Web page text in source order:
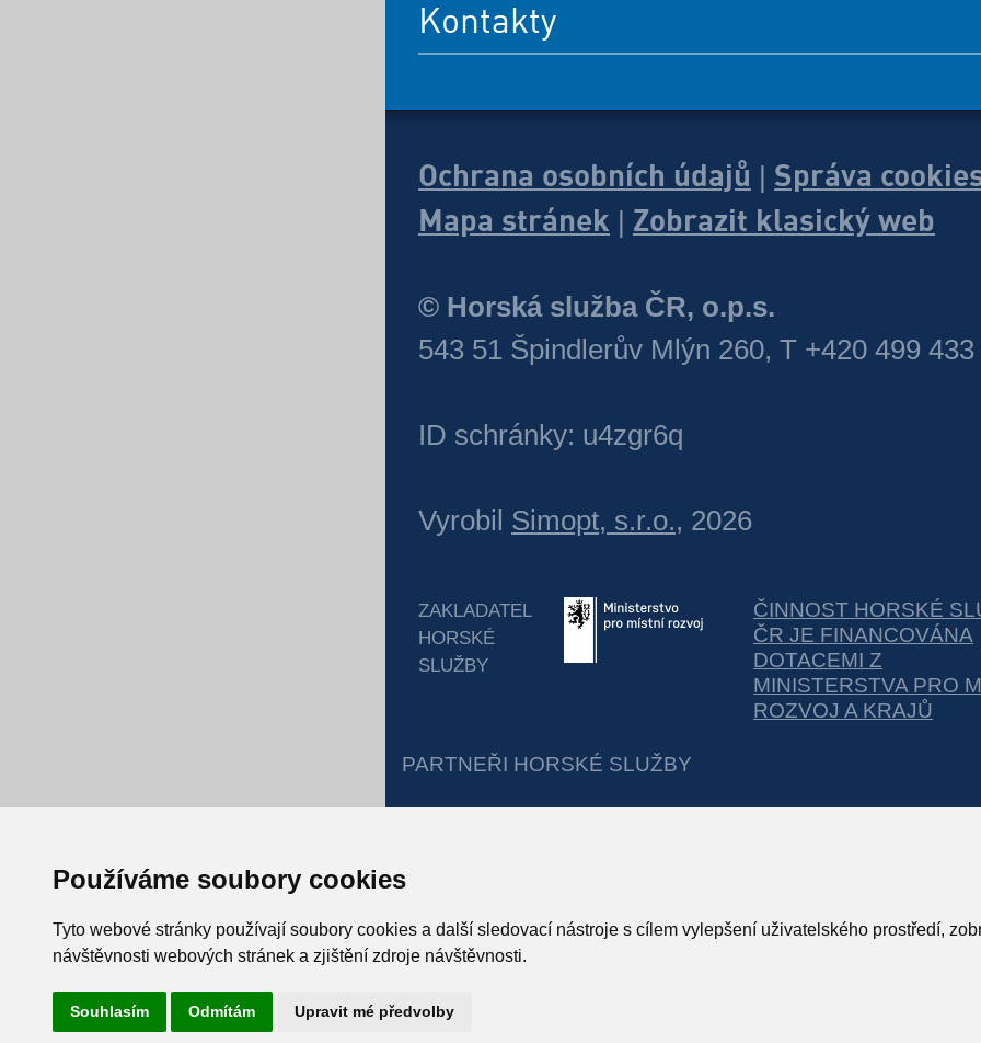
Používáme soubory cookies
Tyto webové stránky používají soubory cookies a další sledovací nástroje s cílem vylepšení uživatelského prostředí,
návštěvnosti webových stránek a zjištění zdroje návštěvnosti.
Souhlasím Odmítám Upravit mé předvolby
Kontakty
Ochrana osobních údajů | Správa
Mapa stránek | Zobrazit klasický web
© Horská služba ČR, o.p.s.
543 51 Špindlerův Mlýn 260, T +420 499 433
ID schránky: u4zgr6q
Vyrobil Simopt, s.r.o., 2026
ZAKLADATEL
HORSKÉ
SLUŽBY
ČINNOST HORSKÉ
ČR JE FINANCOVÁNA
DOTACEMI Z
MINISTERSTVA PRO
ROZVOJ A KRAJŮ
PARTNEŘI HORSKÉ SLUŽBY